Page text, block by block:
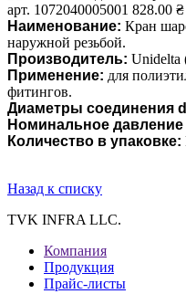
арт. 1072040005001 828.00 ₴
Наименование: Кран
наружной резьбой.
Производитель: Unidelta
Применение: для
фитингов.
Диаметры соединения
Номинальное давление
Количество в упаковке:
Назад к списку
TVK INFRA LLC.
Компания
Продукция
Прайс-листы